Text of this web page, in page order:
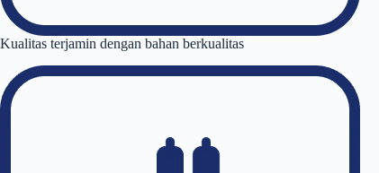
Kualitas terjamin dengan bahan berkualitas